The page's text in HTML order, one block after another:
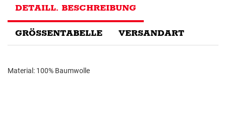
DETAILL. BESCHREIBUNG
GRÖSSENTABELLE VERSANDART
Material: 100% Baumwolle